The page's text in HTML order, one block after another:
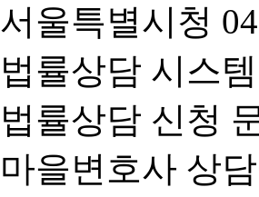
서울특별시청
법률상담 시스
법률상담 신청
마을변호사 상